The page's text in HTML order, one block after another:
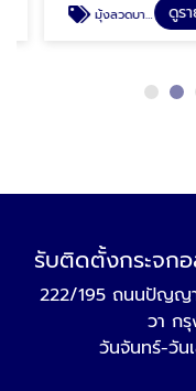
มุ้งลวดบานเลื่อน-บานเปิด-มุ้งจีบ มีนบุรี
รับติดตั้งกระจก
222/195 ถนนปัญญ
วา ก
วันจันทร์-วัน